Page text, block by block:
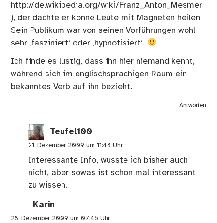
http://de.wikipedia.org/wiki/Franz_Anton_Mesmer
), der dachte er könne Leute mit Magneten heilen.
Sein Publikum war von seinen Vorführungen wohl
sehr ‚fasziniert‘ oder ‚hypnotisiert‘.
Ich finde es lustig, dass ihn hier niemand kennt,
während sich im englischsprachigen Raum ein
bekanntes Verb auf ihn bezieht.
Antworten
Teufel100
21. Dezember 2009 um 11:48 Uhr
Interessante Info, wusste ich bisher auch
nicht, aber sowas ist schon mal interessant
zu wissen.
Karin
28. Dezember 2009 um 07:45 Uhr